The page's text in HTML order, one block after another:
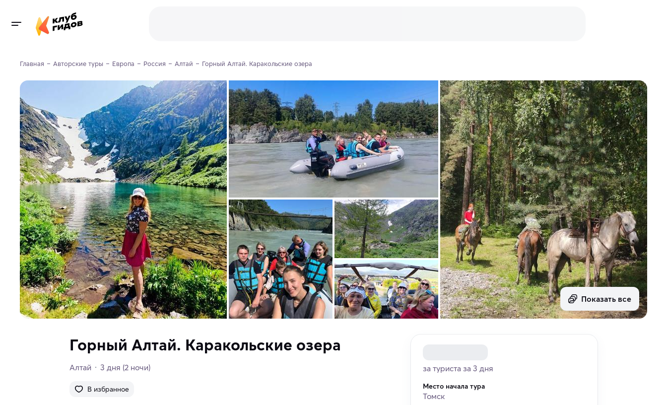
Главная Авторские туры Европа Россия Алтай Горный Алтай. Каракольские озера
Показать все
Горный Алтай. Каракольские озера
В избранное
Алтай 3 дня (2 ночи) за туриста за 3 дня
Место начала тура
Томск